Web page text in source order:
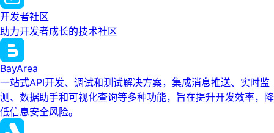
开发者社区
助力开发者成长的技术社区
BayArea
一站式API开发、调试和测试解决方案，集成消息推送、实时监
测、数据助手和可视化查询等多种功能，旨在提升开发效率，降
低信息安全风险。